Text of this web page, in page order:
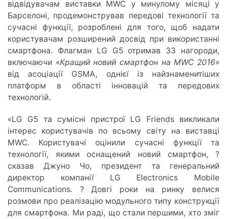
відвідувачам виставки MWC у минулому місяці у
Барселоні, продемонстрував передові технології та
сучасні функції, розроблені для того, щоб надати
користувачам розширений досвід при використанні
смартфона. Флагман LG G5 отримав 33 нагороди,
включаючи «Кращий новий смартфон на MWC 2016»
від асоціації GSMA, однієї із найзнаменитіших
платформ в області інновацій та передових
технологій.
«LG G5 та сумісні пристрої LG Friends викликали
інтерес користувачів по всьому світу на виставці
MWC. Користувачі оцінили сучасні функції та
технології, якими оснащений новий смартфон, ?
сказав Джуно Чо, президент та генеральний
директор компанії LG Electronics Mobile
Communications. ? Довгі роки на ринку велися
розмови про реалізацію модульного типу конструкції
для смартфона. Ми раді, що стали першими, хто зміг